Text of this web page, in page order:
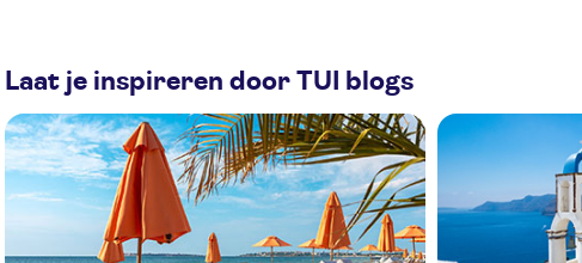
Laat je inspireren door TUI blogs